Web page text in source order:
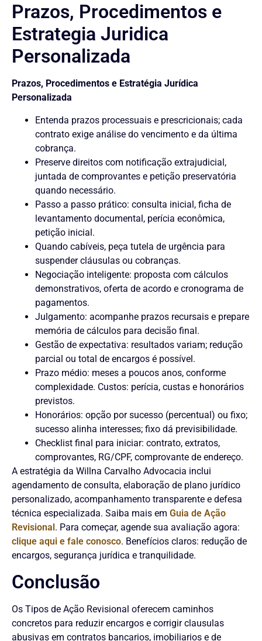
Prazos, Procedimentos e
Estrategia Juridica
Personalizada
Prazos, Procedimentos e Estratégia Jurídica
Personalizada
Entenda prazos processuais e prescricionais; cada
contrato exige análise do vencimento e da última
cobrança.
Preserve direitos com notificação extrajudicial,
juntada de comprovantes e petição preservatória
quando necessário.
Passo a passo prático: consulta inicial, ficha de
levantamento documental, perícia econômica,
petição inicial.
Quando cabíveis, peça tutela de urgência para
suspender cláusulas ou cobranças.
Negociação inteligente: proposta com cálculos
demonstrativos, oferta de acordo e cronograma de
pagamentos.
Julgamento: acompanhe prazos recursais e prepare
memória de cálculos para decisão final.
Gestão de expectativa: resultados variam; redução
parcial ou total de encargos é possível.
Prazo médio: meses a poucos anos, conforme
complexidade. Custos: perícia, custas e honorários
previstos.
Honorários: opção por sucesso (percentual) ou fixo;
sucesso alinha interesses; fixo dá previsibilidade.
Checklist final para iniciar: contrato, extratos,
comprovantes, RG/CPF, comprovante de endereço.
A estratégia da Willna Carvalho Advocacia inclui
agendamento de consulta, elaboração de plano jurídico
personalizado, acompanhamento transparente e defesa
técnica especializada. Saiba mais em Guia de Ação
Revisional. Para começar, agende sua avaliação agora:
clique aqui e fale conosco. Benefícios claros: redução de
encargos, segurança jurídica e tranquilidade.
Conclusão
Os Tipos de Ação Revisional oferecem caminhos
concretos para reduzir encargos e corrigir clausulas
abusivas em contratos bancarios, imobiliarios e de